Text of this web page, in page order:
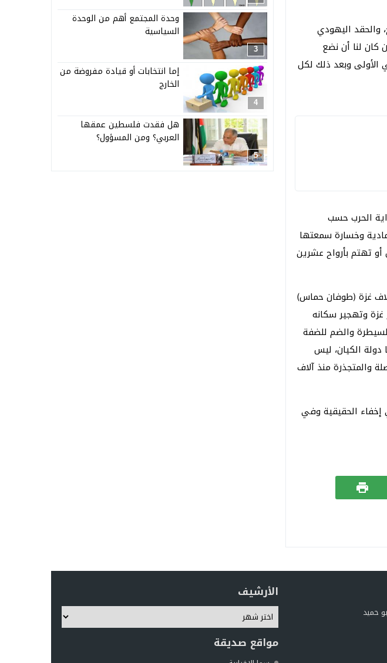
والحقد اليهودي
كان لنا أن نضع
وبعد ذلك لكل
منذ بداية الحرب حسب
وخسارة سمعتها
تهتم بأرواح عشرين
غزة (طوفان حماس)
وتهجير سكانه
والضم للضفة
الكيان، ليس
والمتجذرة منذ آلاف
الحقيقية وفي
3
وحدة المجتمع أهم من الوحدة
السياسية
4
إما انتخابات أو قيادة مفروضة من
الخارج
5
هل فقدت فلسطين عمقها
العربي؟ ومن المسؤول؟
حميد
الأرشيف
مواقع صديقة